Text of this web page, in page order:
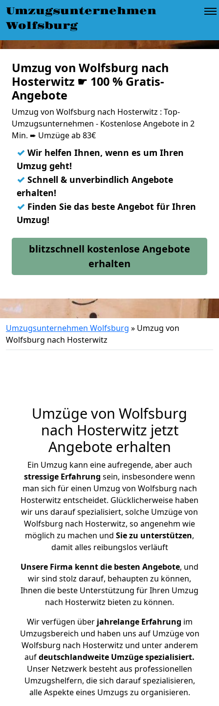
Umzugsunternehmen
Wolfsburg
Umzug von Wolfsburg nach
Hosterwitz ☛ 100 % Gratis-
Angebote
Umzug von Wolfsburg nach Hosterwitz : Top-
Umzugsunternehmen - Kostenlose Angebote in 2
Min. ➨ Umzüge ab 83€
✓ Wir helfen Ihnen, wenn es um Ihren
Umzug geht!
✓ Schnell & unverbindlich Angebote
erhalten!
✓ Finden Sie das beste Angebot für Ihren
Umzug!
blitzschnell kostenlose Angebote
erhalten
Umzugsunternehmen Wolfsburg » Umzug von
Wolfsburg nach Hosterwitz
Umzüge von Wolfsburg
nach Hosterwitz jetzt
Angebote erhalten
Ein Umzug kann eine aufregende, aber auch
stressige Erfahrung sein, insbesondere wenn
man sich für einen Umzug von Wolfsburg nach
Hosterwitz entscheidet. Glücklicherweise haben
wir uns darauf spezialisiert, solche Umzüge von
Wolfsburg nach Hosterwitz, so angenehm wie
möglich zu machen und Sie zu unterstützen,
damit alles reibungslos verläuft
Unsere Firma kennt die besten Angebote, und
wir sind stolz darauf, behaupten zu können,
Ihnen die beste Unterstützung für Ihren Umzug
nach Hosterwitz bieten zu können.
Wir verfügen überjahrelange Erfahrung im
Umzugsbereich und haben uns auf Umzüge von
Wolfsburg nach Hosterwitz und unter anderem
aufdeutschlandweite Umzüge spezialisiert.
Unser Netzwerk besteht aus professionellen
Umzugshelfern, die sich darauf spezialisieren,
alle Aspekte eines Umzugs zu organisieren.